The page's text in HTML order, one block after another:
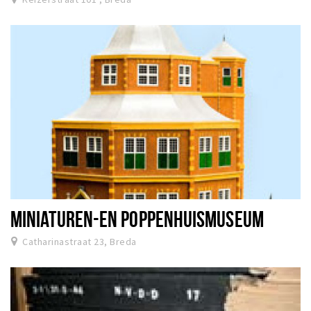
MINIATUREN-EN POPPENHUISMUSEUM
Catharinastraat 23, Breda